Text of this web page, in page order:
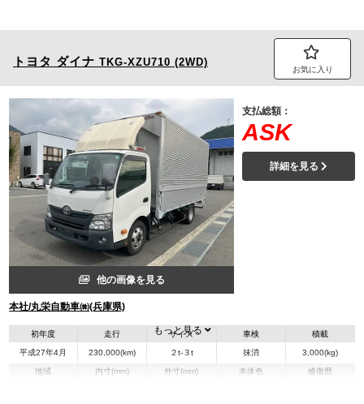
トヨタ ダイナ TKG-XZU710 (2WD)
お気に入り
他の画像を見る
本社/丸栄自動車㈱(兵庫県)
支払総額：
ASK
詳細を見る
初年度
平成27年4月
走行
230,000(km)
サイズ
２t-３t
車検
抹消
積載
3,000(kg)
地域 内寸(mm) 外寸(mm) 本体色 修復歴
もっと見る